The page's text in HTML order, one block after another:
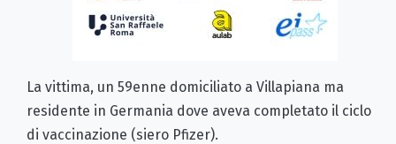
La vittima, un 59enne domiciliato a Villapiana ma
residente in Germania dove aveva completato il ciclo
di vaccinazione (siero Pfizer).